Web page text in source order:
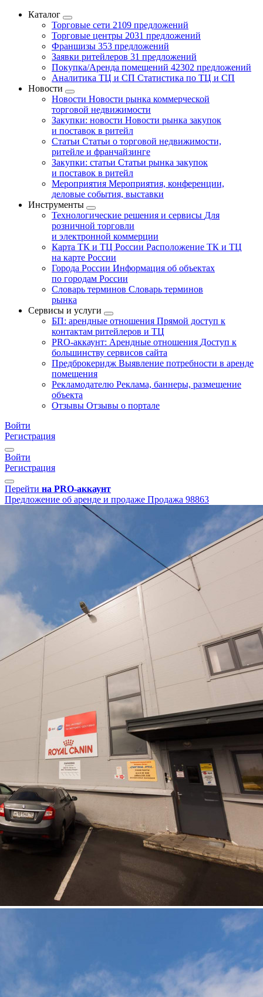
Каталог
Торговые сети 2109 предложений
Торговые центры 2031 предложений
Франшизы 353 предложений
Заявки ритейлеров 31 предложений
Покупка/Аренда помещений 42302 предложений
Аналитика ТЦ и СП Статистика по ТЦ и СП
Новости
Новости Новости рынка коммерческой
торговой недвижимости
Закупки: новости Новости рынка закупок
и поставок в ритейл
Статьи Статьи о торговой недвижимости,
ритейле и франчайзинге
Закупки: статьи Статьи рынка закупок
и поставок в ритейл
Мероприятия Мероприятия, конференции,
деловые события, выставки
Инструменты
Технологические решения и сервисы Для
розничной торговли
и электронной коммерции
Карта ТК и ТЦ России Расположение ТК и ТЦ
на карте России
Города России Информация об объектах
по городам России
Словарь терминов Словарь терминов
рынка
Сервисы и услуги
БП: арендные отношения Прямой доступ к
контактам ритейлеров и ТЦ
PRO-аккаунт: Арендные отношения Доступ к
большинству сервисов сайта
Предброкеридж Выявление потребности в аренде
помещения
Рекламодателю Реклама, баннеры, размещение
объекта
Отзывы Отзывы о портале
Войти
Регистрация
Войти
Регистрация
Перейти на PRO-аккаунт
Предложение об аренде и продаже Продажа 98863
98863 - Г. ПЕТРОЗАВОДСК,
ЗАЙЦЕВА, Д.65